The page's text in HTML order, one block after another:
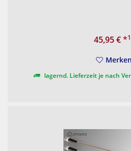
45,95 €*1
Merken
lagernd. Lieferzeit je nach